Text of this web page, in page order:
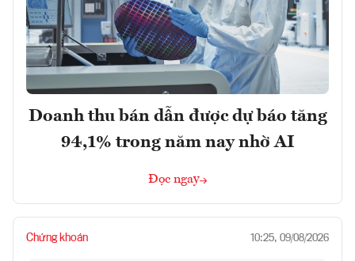
Doanh thu bán dẫn được dự báo tăng
94,1% trong năm nay nhờ AI
Đọc ngay
Chứng khoán 10:25, 09/08/2026